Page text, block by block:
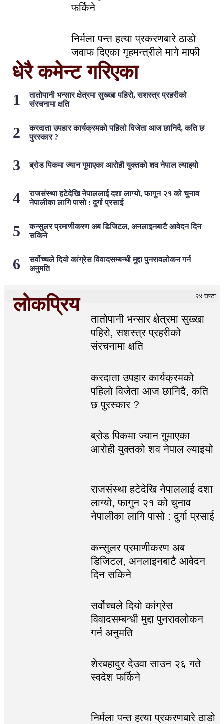
फर्किने
निर्मला पन्त हत्या प्रकरणबारे ठाडो
जवाफ दिएका गृहमन्त्रीले मागे माफी
धेरै कमेन्ट गरिएका
तातोपानी भन्सार क्षेत्रमा सुख्खा पहिरो, सशस्त्र प्रहरीको
संरचनामा क्षति
करदाता उपहार कार्यक्रमको पहिलो विजेता आज छानिदै, कति छ
पुरस्कार ?
ब्रोड पिकमा ज्यान गुमाएका आरोही युक्तको शव नेपाल ल्याइयो
राजसंस्था हटेदेखि नेपाललाई दशा लाग्यो, फागुन २१ को चुनाव
नेपालीका लागि पासो : दुर्गा प्रसाई
कन्सुलर प्रमाणीकरण अब डिजिटल, अनलाइनबाटै आवेदन दिन
सकिने
सर्वोच्चले दियो कांग्रेस विवादसम्बन्धी मुद्दा पुनरावलोकन गर्न
अनुमति
लोकप्रिय २४ घण्टा
तातोपानी भन्सार क्षेत्रमा सुख्खा
पहिरो, सशस्त्र प्रहरीको
संरचनामा क्षति
करदाता उपहार कार्यक्रमको
पहिलो विजेता आज छानिदै, कति
छ पुरस्कार ?
ब्रोड पिकमा ज्यान गुमाएका
आरोही युक्तको शव नेपाल ल्याइयो
राजसंस्था हटेदेखि नेपाललाई दशा
लाग्यो, फागुन २१ को चुनाव
नेपालीका लागि पासो : दुर्गा प्रसाई
कन्सुलर प्रमाणीकरण अब
डिजिटल, अनलाइनबाटै आवेदन
दिन सकिने
सर्वोच्चले दियो कांग्रेस
विवादसम्बन्धी मुद्दा पुनरावलोकन
गर्न अनुमति
शेरबहादुर देउवा साउन २६ गते
स्वदेश फर्किने
निर्मला पन्त हत्या प्रकरणबारे ठाडो